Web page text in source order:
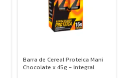
Barra de Cereal Proteica Mani
Chocolate x 45g - lntegral